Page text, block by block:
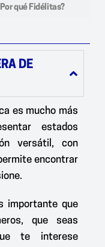
qué Fidélitas?
DE
es mucho más
estados
versátil, con
encontrar
importante que
que seas
te interese